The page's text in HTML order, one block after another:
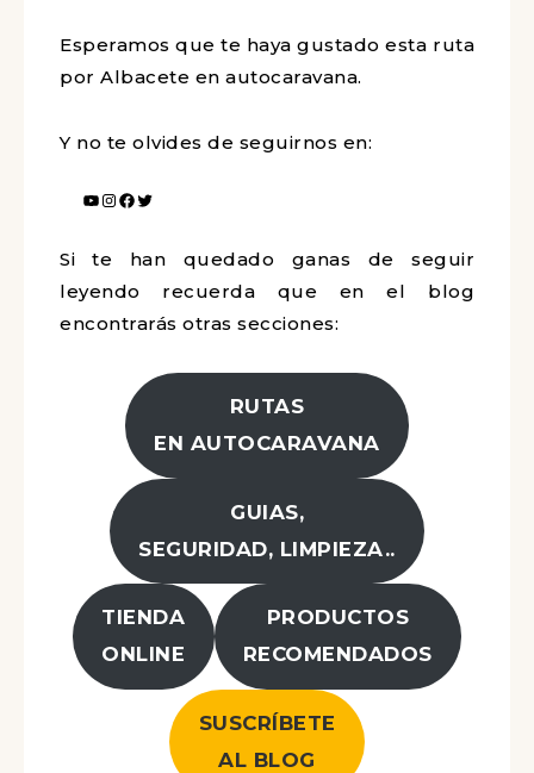
Esperamos que te haya gustado esta ruta
por Albacete en autocaravana.
Y no te olvides de seguirnos en:
Si te han quedado ganas de seguir
leyendo recuerda que en el blog
encontrarás otras secciones:
RUTAS
EN AUTOCARAVANA
GUIAS,
SEGURIDAD, LIMPIEZA..
TIENDA
ONLINE
PRODUCTOS
RECOMENDADOS
SUSCRÍBETE
AL BLOG